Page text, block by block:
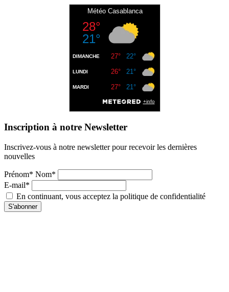
Inscription à notre Newsletter
Inscrivez-vous à notre newsletter pour recevoir les dernières
nouvelles
Prénom* Nom*
E-mail*
En continuant, vous acceptez la politique de confidentialité